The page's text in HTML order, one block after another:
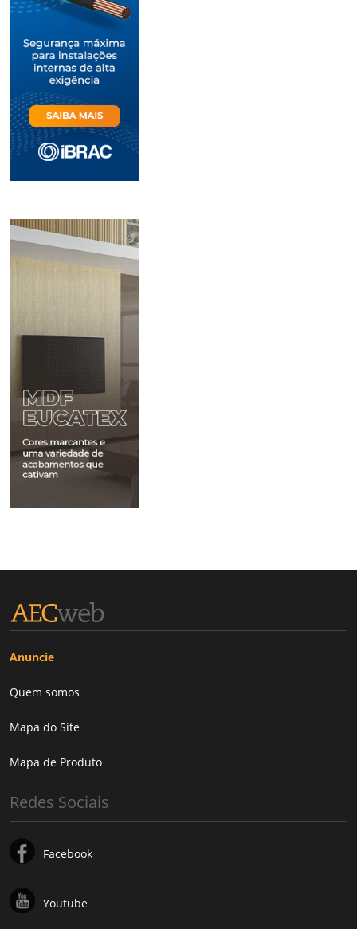
Anuncie
Quem somos
Mapa do Site
Mapa de Produto
Redes Sociais
Facebook
Youtube